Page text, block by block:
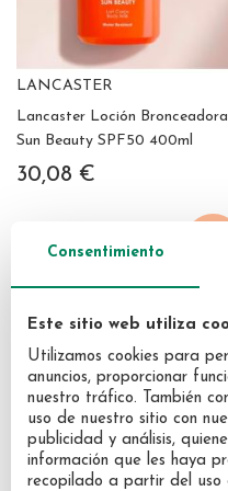
LANCASTER
Lancaster Loción Bronceadora
Sun Beauty SPF50 400ml
30,08 €
Consentimiento
Este sitio web utiliza
Utilizamos cookies para
anuncios, proporcionar
nuestro tráfico. También
uso de nuestro sitio con
publicidad y análisis,
información que les haya
recopilado a partir del uso